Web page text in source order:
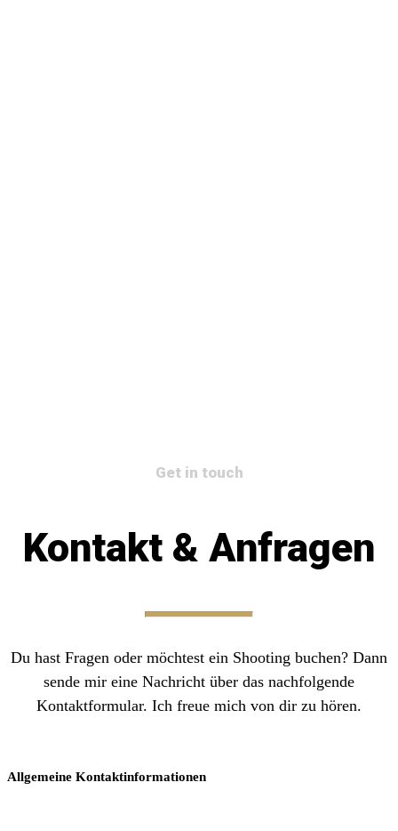
Get in touch
Kontakt & Anfragen
Du hast Fragen oder möchtest ein Shooting buchen? Dann
sende mir eine Nachricht über das nachfolgende
Kontaktformular. Ich freue mich von dir zu hören.
Allgemeine Kontaktinformationen